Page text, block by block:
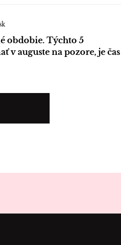
obdobie. Týchto 5
v auguste na pozore, je čas